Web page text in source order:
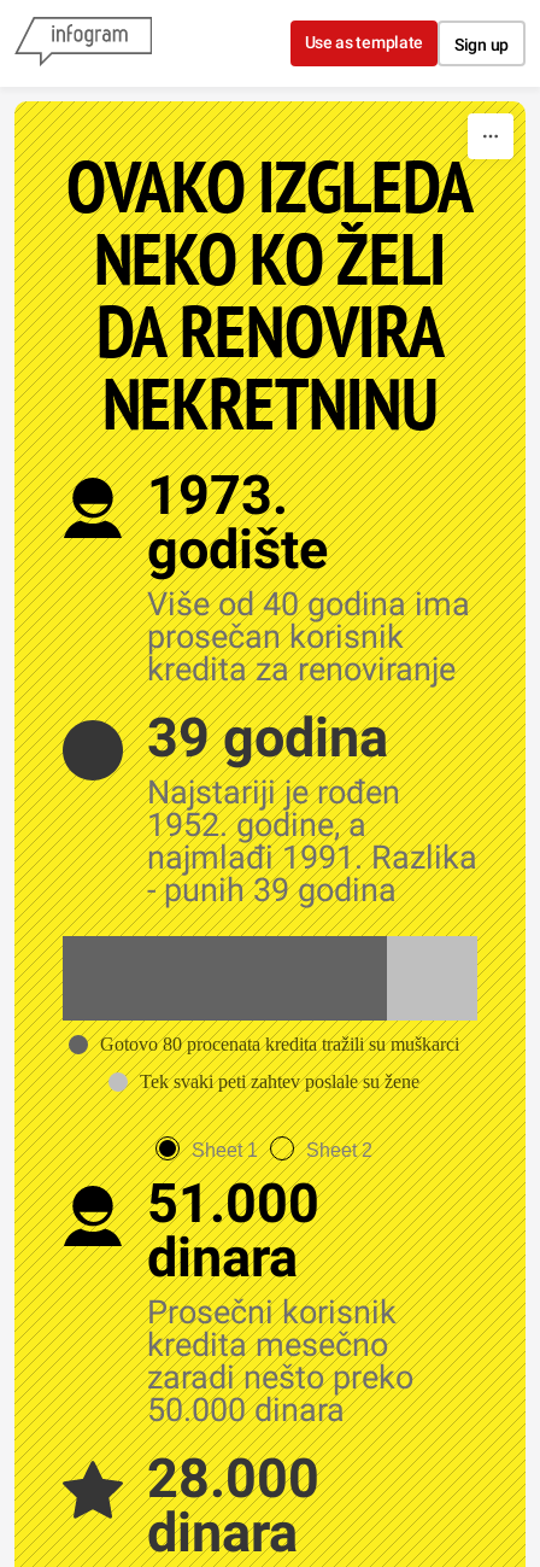
Skip to content
Use as template Sign up
OVAKO IZGLEDA
NEKO KO ŽELI
DA RENOVIRA
NEKRETNINU
1973.
godište
Više od 40 godina ima
prosečan korisnik
kredita za renoviranje
39 godina
Najstariji je rođen
1952. godine, a
najmlađi 1991. Razlika
- punih 39 godina
Gotovo 80 procenata kredita tražili su muškarci
Tek svaki peti zahtev poslale su žene
Sheet 1 Sheet 2
51.000
dinara
Prosečni korisnik
kredita mesečno
zaradi nešto preko
50.000 dinara
28.000
dinara